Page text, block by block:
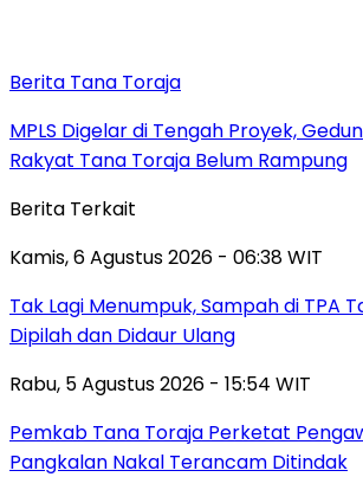
Berita Tana Toraja
MPLS Digelar di Tengah Proyek,
Rakyat Tana Toraja Belum Rampung
Berita Terkait
Kamis, 6 Agustus 2026 - 06:38 WIT
Tak Lagi Menumpuk, Sampah di TPA
Dipilah dan Didaur Ulang
Rabu, 5 Agustus 2026 - 15:54 WIT
Pemkab Tana Toraja Perketat
Pangkalan Nakal Terancam Ditindak